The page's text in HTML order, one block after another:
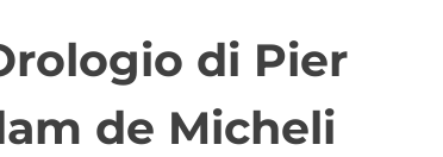
di Pier
de Micheli